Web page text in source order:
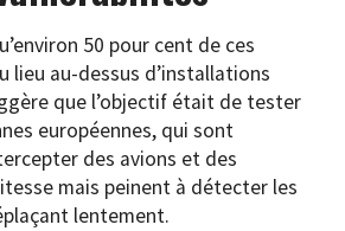
50 pour cent de ces
lieu au-dessus d’installations
que l’objectif était de tester
européennes, qui sont
des avions et des
mais peinent à détecter les
lentement.